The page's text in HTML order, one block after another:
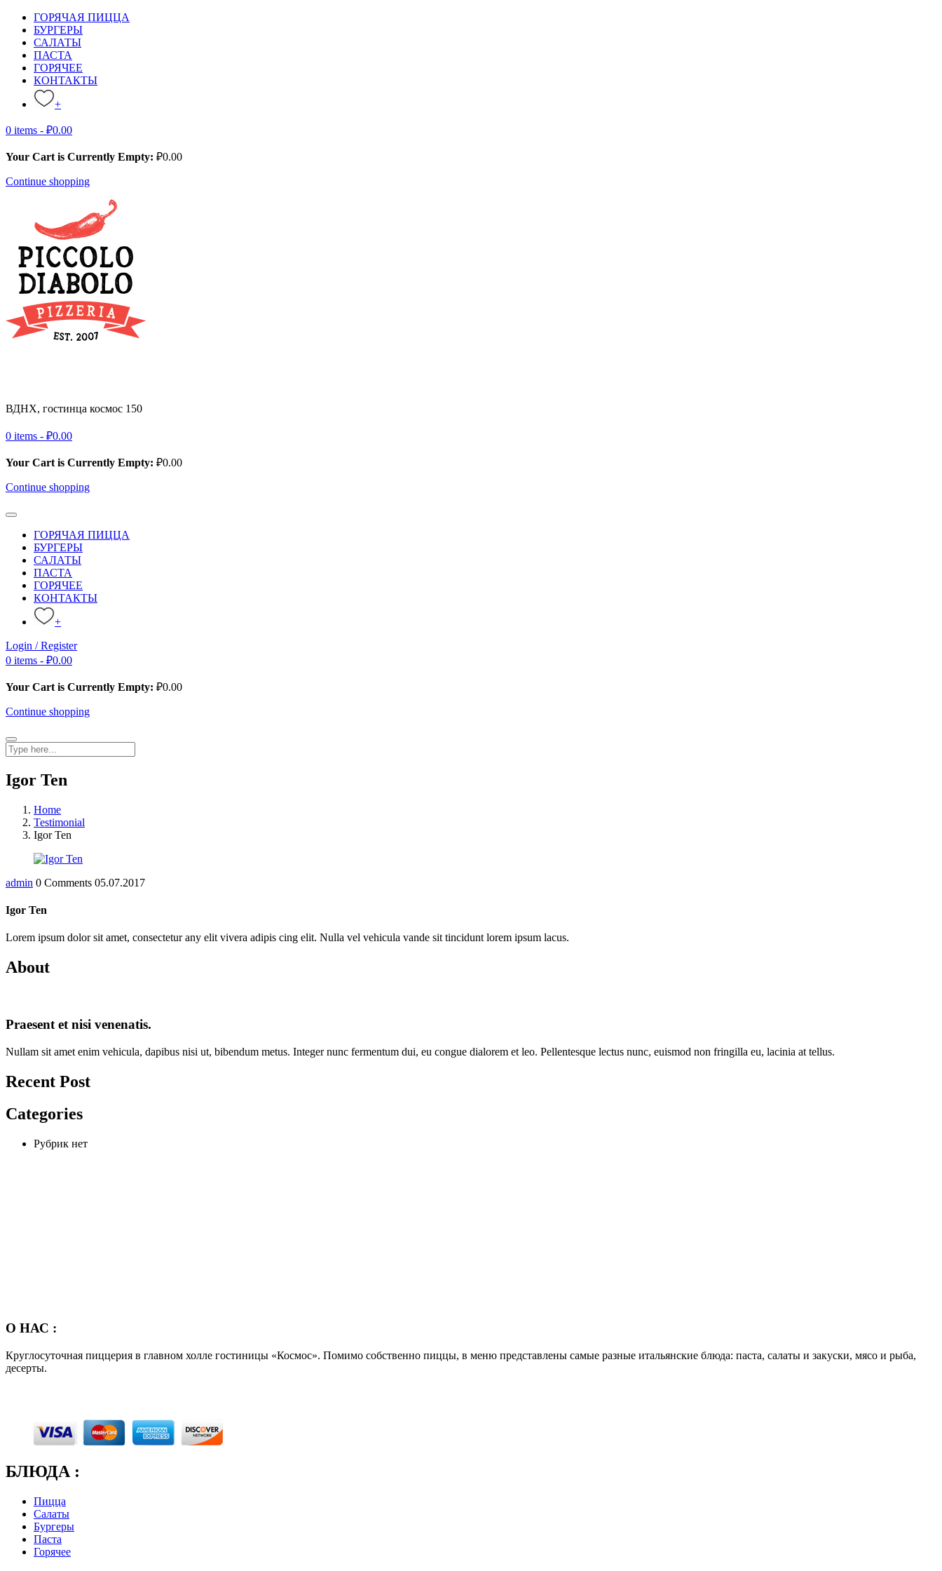
ГОРЯЧАЯ ПИЦЦА
БУРГЕРЫ
САЛАТЫ
ПАСТА
ГОРЯЧЕЕ
КОНТАКТЫ
+
0 items - ₽0.00
Your Cart is Currently Empty: ₽0.00
Continue shopping
ВДНХ, гостинца космос 150
0 items - ₽0.00
Your Cart is Currently Empty: ₽0.00
Continue shopping
ГОРЯЧАЯ ПИЦЦА
БУРГЕРЫ
САЛАТЫ
ПАСТА
ГОРЯЧЕЕ
КОНТАКТЫ
+
Login / Register
0 items - ₽0.00
Your Cart is Currently Empty: ₽0.00
Continue shopping
Igor Ten
Home
Testimonial
Igor Ten
admin 0 Comments 05.07.2017
Igor Ten
Lorem ipsum dolor sit amet, consectetur any elit vivera adipis cing elit. Nulla vel vehicula vande sit tincidunt lorem ipsum lacus.
About
Praesent et nisi venenatis.
Nullam sit amet enim vehicula, dapibus nisi ut, bibendum metus. Integer nunc fermentum dui, eu congue dialorem et leo. Pellentesque lectus nunc, euismod non fringilla eu, lacinia at tellus.
Recent Post
Categories
Рубрик нет
О НАС :
Круглосуточная пиццерия в главном холле гостиницы «Космос». Помимо собственно пиццы, в меню представлены самые разные итальянские блюда: паста, салаты и закуски, мясо и рыба,
десерты.
БЛЮДА :
Пицца
Салаты
Бургеры
Паста
Горячее